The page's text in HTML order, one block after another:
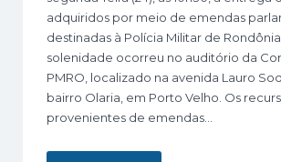
adquiridos por meio de emendas
destinadas à Polícia Militar de Rondônia
solenidade ocorreu no auditório da
PMRO, localizado na avenida Lauro
bairro Olaria, em Porto Velho. Os
provenientes de emendas…